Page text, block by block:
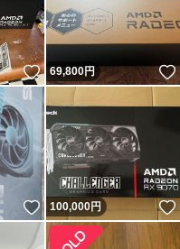
いいね！
69,800円
いいね！
100,000円